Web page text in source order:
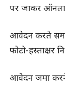
पर जाकर
आवेदन करते
फोटो-हस्ताक्षर
आवेदन जमा